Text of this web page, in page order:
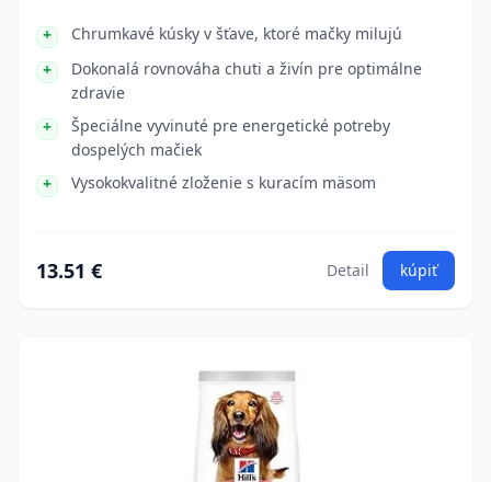
Chrumkavé kúsky v šťave, ktoré mačky milujú
Dokonalá rovnováha chuti a živín pre optimálne
zdravie
Špeciálne vyvinuté pre energetické potreby
dospelých mačiek
Vysokokvalitné zloženie s kuracím mäsom
13.51 € Detail kúpiť